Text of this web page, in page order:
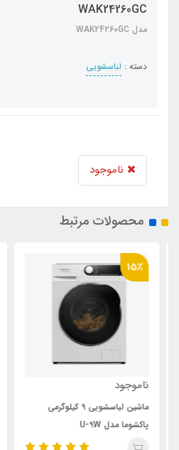
WAK24260GC
مدل WAK24260GC
دسته : لباسشویی
ناموجود
محصولات مرتبط
15٪
ناموجود
ماشین لباسشویی 9 کیلوگرمی
پاکشوما مدل U-9W